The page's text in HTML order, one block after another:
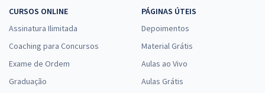
CURSOS ONLINE
Assinatura Ilimitada
Coaching para Concursos
Exame de Ordem
Graduação
PÁGINAS ÚTEIS
Depoimentos
Material Grátis
Aulas ao Vivo
Aulas Grátis